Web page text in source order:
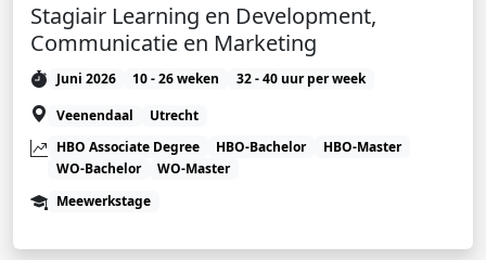
Stagiair Learning en Development,
Communicatie en Marketing
Juni 2026 10 - 26 weken
32 - 40 uur per week
Veenendaal
Utrecht
HBO Associate Degree
HBO-Bachelor
HBO-Master
WO-Bachelor
WO-Master
Meewerkstage